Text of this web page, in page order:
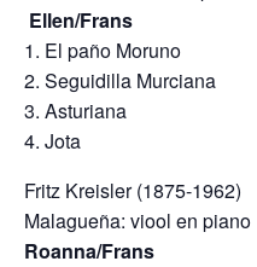
Ellen/Frans
1. El paño
2. Seguidilla
3. Asturiana
4. Jota
Fritz Kreisler (1875-1962)
Roanna/Frans